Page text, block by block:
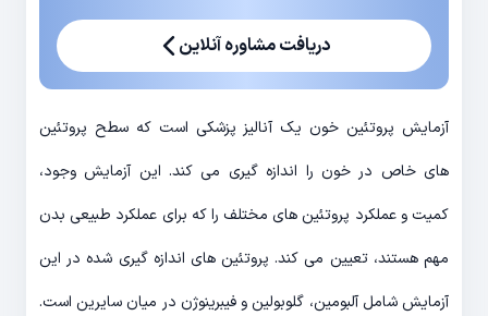
دریافت مشاوره آنلاین
آزمایش پروتئین خون یک آنالیز پزشکی است که سطح پروتئین
های خاص در خون را اندازه گیری می کند. این آزمایش وجود،
کمیت و عملکرد پروتئین های مختلف را که برای عملکرد طبیعی بدن
مهم هستند، تعیین می کند. پروتئین های اندازه گیری شده در این
آزمایش شامل آلبومین، گلوبولین و فیبرینوژن در میان سایرین است.